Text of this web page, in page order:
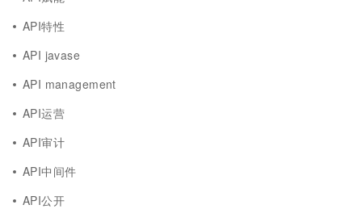
API特性
API javase
API management
API运营
API审计
API中间件
API公开